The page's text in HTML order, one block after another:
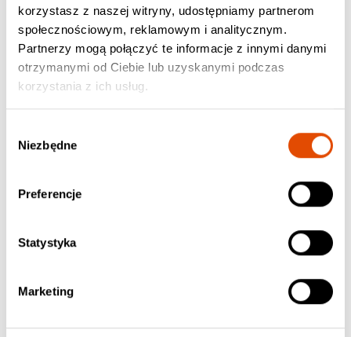
korzystasz z naszej witryny, udostępniamy partnerom
społecznościowym, reklamowym i analitycznym.
Partnerzy mogą połączyć te informacje z innymi danymi
otrzymanymi od Ciebie lub uzyskanymi podczas
korzystania z ich usług.
zgody
Niezbędne
Preferencje
Statystyka
Marketing